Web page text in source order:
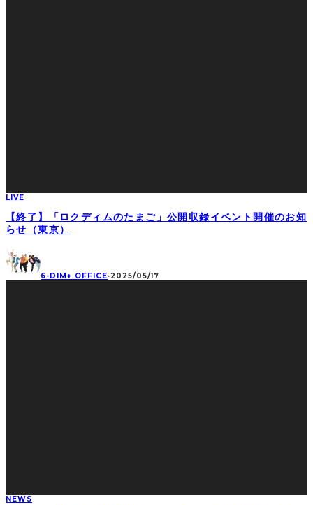
LIVE
【終了】「ロクディムのたまご」公開収録イベント開催のお知
らせ（東京）
6-DIM+ OFFICE·2025/05/17
NEWS